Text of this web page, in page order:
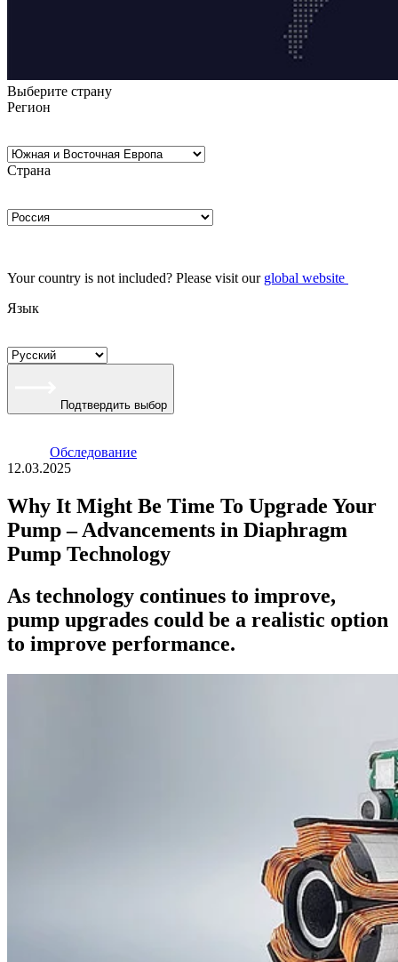
Выберите страну
Регион
Страна
Your country is not included? Please visit our global website
Язык
Подтвердить выбор
Oбследование
12.03.2025
Why It Might Be Time To Upgrade Your
Pump – Advancements in Diaphragm
Pump Technology
As technology continues to improve,
pump upgrades could be a realistic option
to improve performance.